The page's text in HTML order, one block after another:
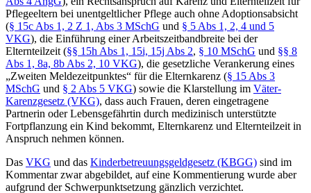
Pflegeeltern bei unentgeltlicher Pflege auch ohne Adoptionsabsicht
(§ 15c Abs 1, 2 Z 1, Abs 3 MSchG und § 5 Abs 1, 2, 4 und 5
VKG), die Einführung einer Arbeitszeitbandbreite bei der
Elternteilzeit (§§ 15h Abs 1, 15i, 15j Abs 2, § 10 MSchG und §§ 8
Abs 1, 8a, 8b Abs 2, 10 VKG), die gesetzliche Verankerung eines
„Zweiten Meldezeitpunktes“ für die Elternkarenz (§ 15 Abs 3
MSchG und § 2 Abs 5 VKG) sowie die Klarstellung im Väter-
Karenzgesetz (VKG), dass auch Frauen, deren eingetragene
Partnerin oder Lebensgefährtin durch medizinisch unterstützte
Fortpflanzung ein Kind bekommt, Elternkarenz und Elternteilzeit in
Anspruch nehmen können.
Das VKG und das Kinderbetreuungsgeldgesetz (KBGG) sind im
Kommentar zwar abgebildet, auf eine Kommentierung wurde aber
aufgrund der Schwerpunktsetzung gänzlich verzichtet.